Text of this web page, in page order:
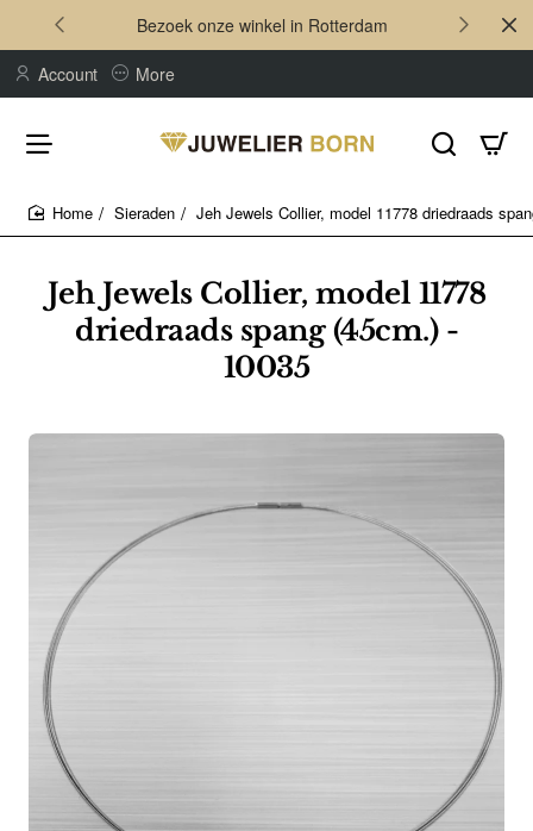
Bezoek onze winkel in Rotterdam
Account More
Jeh Jewels Collier, model 11778
driedraads spang (45cm.) -
10035
Sieraden Jeh Jewels Collier, model 11778 driedraads